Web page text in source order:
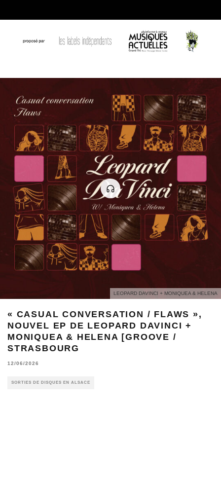
LEOPARD DAVINCI + MONIQUEA & HELENA
« CASUAL CONVERSATION / FLAWS »,
NOUVEL EP DE LEOPARD DAVINCI +
MONIQUEA & HELENA [GROOVE /
STRASBOURG
12/06/2026
SORTIES DE DISQUES EN ALSACE